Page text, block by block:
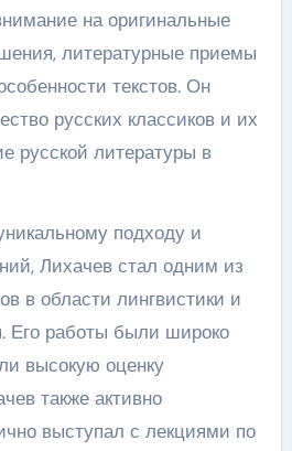
на оригинальные
литературные приемы
текстов. Он
русских классиков и их
русской литературы в
подходу и
Лихачев стал одним из
в области лингвистики и
Его работы были широко
высокую оценку
также активно
выступал с лекциями по